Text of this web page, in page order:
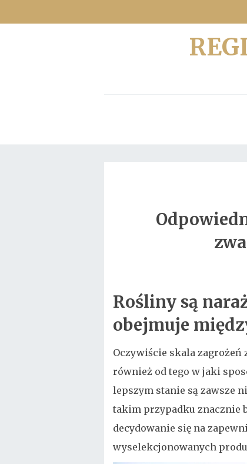
Rośliny są
obejmuje
Oczywiście skala zagrożeń
również od tego w jaki
lepszym stanie są zawsze
takim przypadku znacznie
decydowanie się na
wyselekcjonowanych